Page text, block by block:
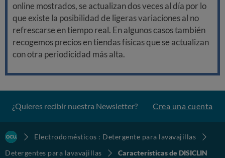
online mostrados, se actualizan dos veces al día por lo
que existe la posibilidad de ligeras variaciones al no
refrescarse en tiempo real. En algunos casos también
recogemos precios en tiendas físicas que se actualizan
con otra periodicidad más alta.
¿Quieres recibir nuestra Newsletter? Crea una cuenta
Electrodomésticos : Detergente para lavavajillas
Detergentes para lavavajillas
Características de DISICLIN